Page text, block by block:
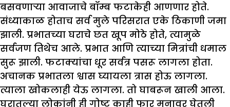
बसवणाऱ्या आवाजाचे बॉम्ब फटाकेही आणणार होते.
संध्याकाळ होताच सर्व मुले परिसरात एके ठिकाणी जमा
झाली. प्रभातच्या घराचे छत खूप मोठे होते, त्यामुळे
सर्वजण तिथेच आले. प्रभात आणि त्याच्या मित्रांची धमाल
सुरू झाली. फटाक्यांचा धूर सर्वत्र पसरू लागला होता.
अचानक प्रभातला श्वास घ्यायला त्रास होऊ लागला.
त्याला खोकलाही येऊ लागला. तो घाबरून खाली आला.
घरातल्या लोकांनी ही गोष्ट काही फार मनावर घेतली